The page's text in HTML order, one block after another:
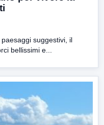
suggestivi, il
bellissimi e...